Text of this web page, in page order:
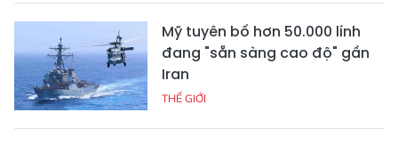
Mỹ tuyên bố hơn 50.000 lính
đang "sẵn sàng cao độ" gần
Iran
THẾ GIỚI